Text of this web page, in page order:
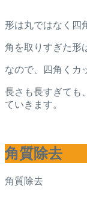
形は丸ではなく四
角を取りすぎた形
なので、四角くカ
長さも長すぎても
ていきます。
角質除去
角質除去